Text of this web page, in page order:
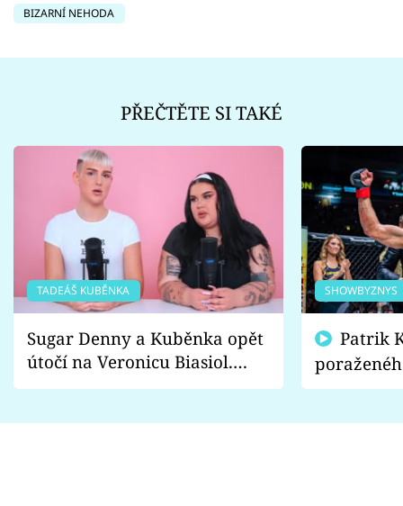
BIZARNÍ NEHODA
PŘEČTĚTE SI TAKÉ
TADEÁŠ KUBĚNKA
Sugar Denny a Kuběnka opět
útočí na Veronicu Biasiol.
Proč je podle nich falešná a
SHOWBYZNYS
fanoušci